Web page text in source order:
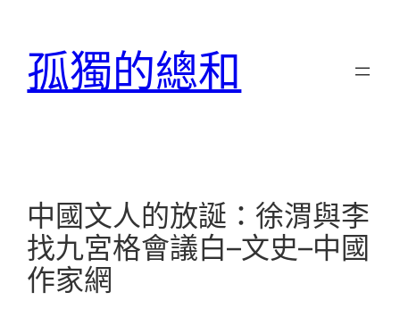
孤獨的總和
中國文人的放誕：徐渭與李
找九宮格會議白–文史–中國
作家網